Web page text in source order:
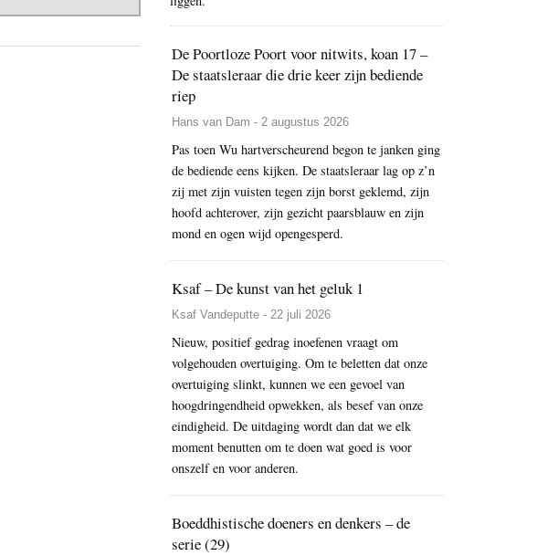
De Poortloze Poort voor nitwits, koan 17 –
De staatsleraar die drie keer zijn bediende
riep
Hans van Dam - 2 augustus 2026
Pas toen Wu hartverscheurend begon te janken ging
de bediende eens kijken. De staatsleraar lag op z’n
zij met zijn vuisten tegen zijn borst geklemd, zijn
hoofd achterover, zijn gezicht paarsblauw en zijn
mond en ogen wijd opengesperd.
Ksaf – De kunst van het geluk 1
Ksaf Vandeputte - 22 juli 2026
Nieuw, positief gedrag inoefenen vraagt om
volgehouden overtuiging. Om te beletten dat onze
overtuiging slinkt, kunnen we een gevoel van
hoogdringendheid opwekken, als besef van onze
eindigheid. De uitdaging wordt dan dat we elk
moment benutten om te doen wat goed is voor
onszelf en voor anderen.
Boeddhistische doeners en denkers – de
serie (29)